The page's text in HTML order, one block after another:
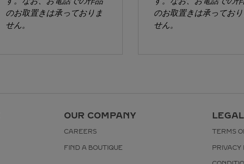
のお取置きは承っておりま
せん。
のお取置きは承っており
せん。
OUR COMPANY
CAREERS
FIND A BOUTIQUE
TERMS
PRIVACY